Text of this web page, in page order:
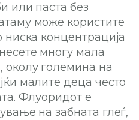
или паста без
може користите
ниска концентрација
многу мала
околу големина на
малите деца често
Флуоридот е
на забната глеѓ,